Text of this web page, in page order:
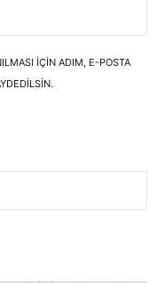
IÇIN ADIM, E-POSTA